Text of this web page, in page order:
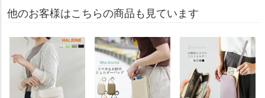
他のお客様はこちらの商品も見ています